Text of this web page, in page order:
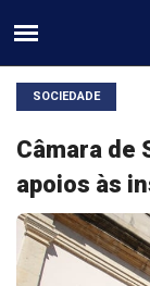
SOCIEDADE
Câmara de
apoios às